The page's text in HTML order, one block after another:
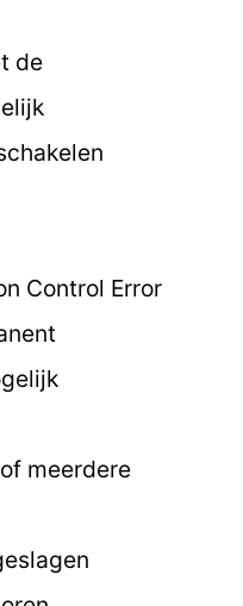
de
Control Error
meerdere